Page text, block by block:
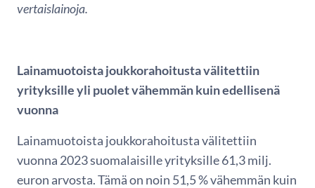
vertaislainoja.
Lainamuotoista joukkorahoitusta välitettiin
yrityksille yli puolet vähemmän kuin edellisenä
vuonna
Lainamuotoista joukkorahoitusta välitettiin
vuonna 2023 suomalaisille yrityksille 61,3 milj.
euron arvosta. Tämä on noin 51,5 % vähemmän kuin